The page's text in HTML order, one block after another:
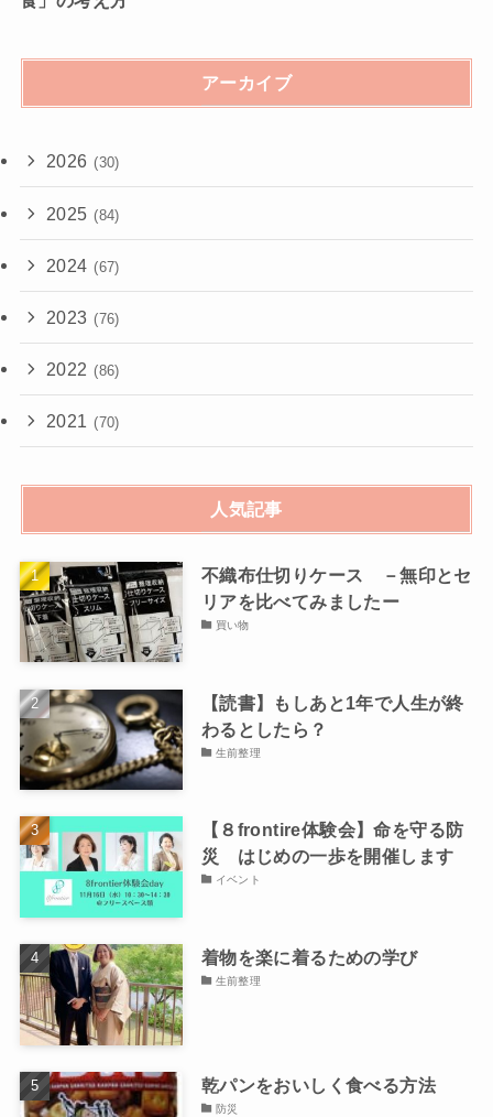
アーカイブ
2026 (30)
2025 (84)
2024 (67)
2023 (76)
2022 (86)
2021 (70)
人気記事
不織布仕切りケース －無印とセ
リアを比べてみましたー
買い物
【読書】もしあと1年で人生が終
わるとしたら？
生前整理
【８frontire体験会】命を守る防
災 はじめの一歩を開催します
イベント
着物を楽に着るための学び
生前整理
乾パンをおいしく食べる方法
防災